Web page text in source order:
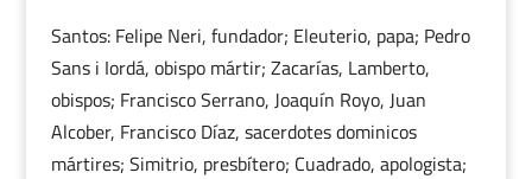
Santos: Felipe Neri, fundador; Eleuterio, papa; Pedro
Sans i Iordá, obispo mártir; Zacarías, Lamberto,
obispos; Francisco Serrano, Joaquín Royo, Juan
Alcober, Francisco Díaz, sacerdotes dominicos
mártires; Simitrio, presbítero; Cuadrado, apologista;